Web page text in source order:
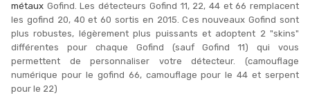
métaux Gofind. Les détecteurs Gofind 11, 22, 44 et 66 remplacent
les gofind 20, 40 et 60 sortis en 2015. Ces nouveaux Gofind sont
plus robustes, légèrement plus puissants et adoptent 2 "skins"
différentes pour chaque Gofind (sauf Gofind 11) qui vous
permettent de personnaliser votre détecteur. (camouflage
numérique pour le gofind 66, camouflage pour le 44 et serpent
pour le 22)